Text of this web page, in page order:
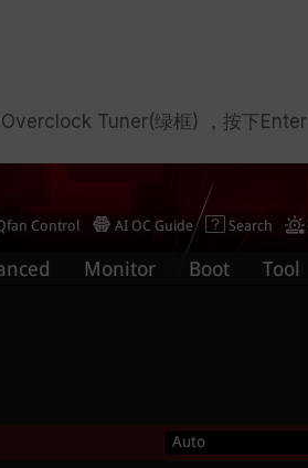
Tuner(绿框) ，按下Enter